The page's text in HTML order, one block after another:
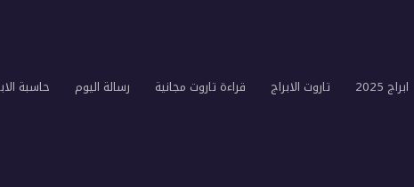
ابراج 2025 تاروت الابراج قراءة تاروت مجانية رسالة اليوم حاسبة